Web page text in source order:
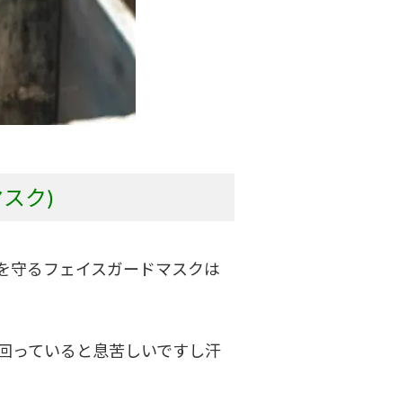
ク)
守るフェイスガードマスクは
っていると息苦しいですし汗